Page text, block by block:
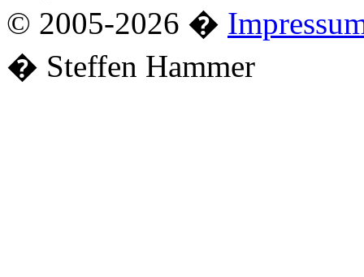
© 2005-2026 �
� Steffen Hammer